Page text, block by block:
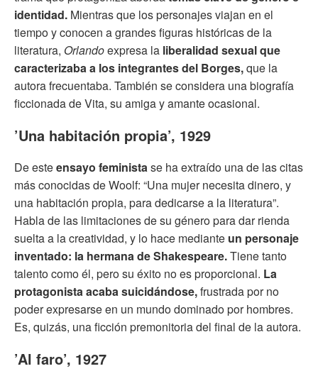
identidad. Mientras que los personajes viajan en el
tiempo y conocen a grandes figuras históricas de la
literatura, Orlandoexpresa la liberalidad sexual que
caracterizaba a los integrantes del Borges,que la
autora frecuentaba. También se considera una biografía
ficcionada de Vita, su amiga y amante ocasional.
’Una habitación propia’, 1929
De esteensayo feministase ha extraído una de las citas
más conocidas de Woolf: “Una mujer necesita dinero, y
una habitación propia, para dedicarse a la literatura”.
Habla de las limitaciones de su género para dar rienda
suelta a la creatividad, y lo hace mediante un personaje
inventado: la hermana de Shakespeare.Tiene tanto
talento como él, pero su éxito no es proporcional. La
protagonista acaba suicidándose,frustrada por no
poder expresarse en un mundo dominado por hombres.
Es, quizás, una ficción premonitoria del final de la autora.
’Al faro’, 1927